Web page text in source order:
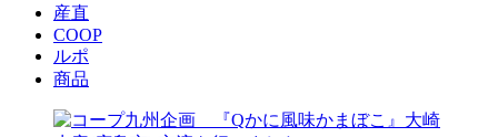
産直
COOP
ルポ
商品